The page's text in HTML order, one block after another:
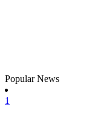
Popular News
1